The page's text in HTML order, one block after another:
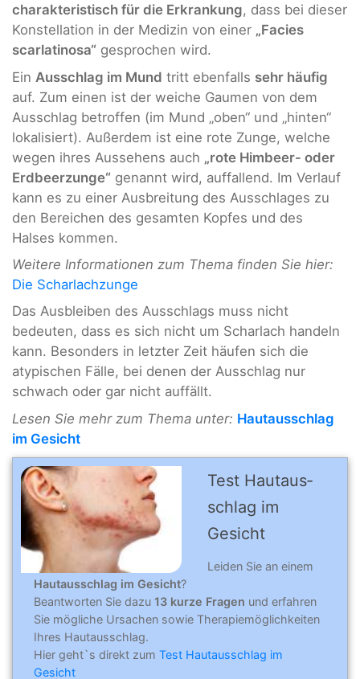
charakteristisch für die Erkrankung, dass bei dieser
Konstellation in der Medizin von einer „Facies
scarlatinosa“ gesprochen wird.
Ein Ausschlag im Mund tritt ebenfalls sehr häufig
auf. Zum einen ist der weiche Gaumen von dem
Ausschlag betroffen (im Mund „oben“ und „hinten“
lokalisiert). Außerdem ist eine rote Zunge, welche
wegen ihres Aussehens auch „rote Himbeer- oder
Erdbeerzunge“ genannt wird, auffallend. Im Verlauf
kann es zu einer Ausbreitung des Ausschlages zu
den Bereichen des gesamten Kopfes und des
Halses kommen.
Weitere Informationen zum Thema finden Sie hier:
Die Scharlachzunge
Das Ausbleiben des Ausschlags muss nicht
bedeuten, dass es sich nicht um Scharlach handeln
kann. Besonders in letzter Zeit häufen sich die
atypischen Fälle, bei denen der Ausschlag nur
schwach oder gar nicht auffällt.
Lesen Sie mehr zum Thema unter: Hautausschlag
im Gesicht
Test Hautaus­
schlag im
Gesicht
Leiden Sie an einem
Hautausschlag im Gesicht?
Beantworten Sie dazu 13 kurze Fragen und erfahren
Sie mögliche Ursachen sowie Therapiemöglichkeiten
Ihres Hautausschlag.
Hier geht`s direkt zum Test Hautausschlag im
Gesicht